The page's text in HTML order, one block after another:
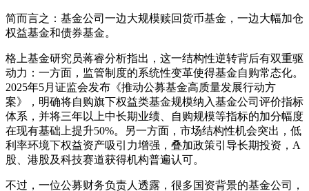
简而言之：基金公司一边大规模赎回货币基金，一边大幅加仓
权益基金和债券基金。
格上基金研究员蒋睿分析指出，这一结构性逆转背后有双重驱
动力：一方面，监管制度的系统性变革使得基金自购常态化。
2025年5月证监会发布《推动公募基金高质量发展行动方
案》，明确将自购旗下权益类基金规模纳入基金公司评价指标
体系，并将三年以上中长期业绩、自购规模等指标的加分幅度
在现有基础上提升50%。另一方面，市场结构性机会突出，低
利率环境下权益资产吸引力增强，叠加政策引导长期投资，A
股、港股及科技赛道获得机构普遍认可。
不过，一位公募财务负责人透露，很多国资背景的基金公司，